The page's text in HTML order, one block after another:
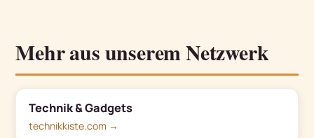
Mehr aus unserem Netzwerk
Technik & Gadgets
technikkiste.com →